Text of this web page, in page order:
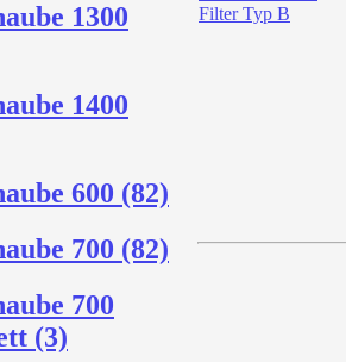
1300
1400
600 (82)
700 (82)
700
(3)